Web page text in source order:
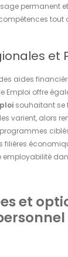
permanent
tout
et
aides
Emploi offre
souhaitant se
varient, alors
filières
et